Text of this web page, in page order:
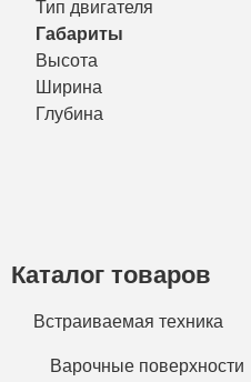
Тип двигателя
Габариты
Высота
Ширина
Глубина
Каталог товаров
Встраиваемая техника
Варочные поверхности